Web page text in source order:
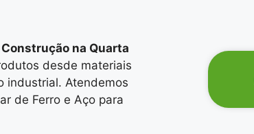
na Quarta
desde materiais
industrial. Atendemos
de Ferro e Aço para